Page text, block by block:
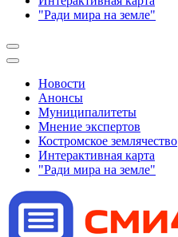
"Ради мира на земле"
Новости
Анонсы
Муниципалитеты
Мнение экспертов
Костромское землячество
Интерактивная карта
"Ради мира на земле"